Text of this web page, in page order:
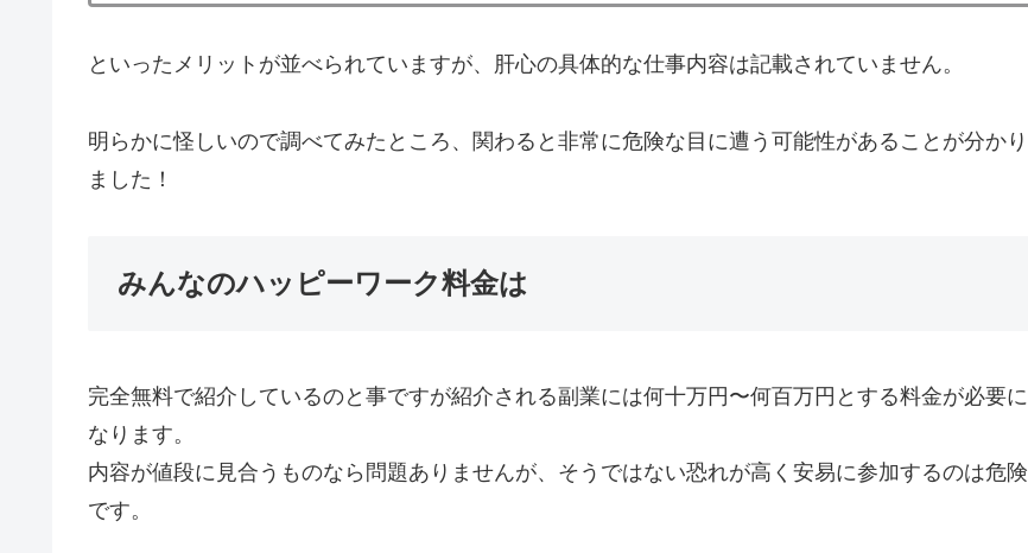
といったメリットが並べられていますが、肝心の具体的な仕事内容は記載されていません。
明らかに怪しいので調べてみたところ、関わると非常に危険な目に遭う可能性があることが分かり
ました！
みんなのハッピーワーク料金は
完全無料で紹介しているのと事ですが紹介される副業には何十万円〜何百万円とする料金が必要に
なります。
内容が値段に見合うものなら問題ありませんが、そうではない恐れが高く安易に参加するのは危険
です。